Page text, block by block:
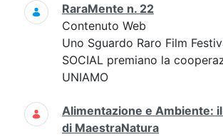
RaraMente n. 22
Contenuto Web
Uno Sguardo Raro Film
SOCIAL premiano la
UNIAMO
Alimentazione e Ambiente:
di MaestraNatura